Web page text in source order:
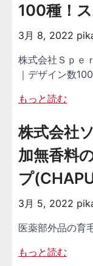
100種！
3月 8, 2022
株式会社Ｓｐｅ
｜デザイン数
もっと読む
株式会社
加無香料
プ
3月 5, 2022
医薬部外品の育
もっと読む